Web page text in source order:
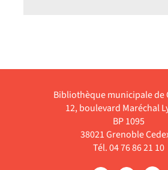
Bibliothèque municipale de
12, boulevard Maréchal
BP 1095
38021 Grenoble
Tél. 04 76 86 21 10